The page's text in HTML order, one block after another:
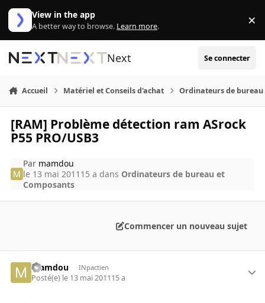
Aller au contenu
View in the app
A better way to browse. Learn more. ×
Next Se connecter
Accueil Matériel et Conseils d'achat Ordinateurs de bureau
[RAM] Problème détection ram ASrock
P55 PRO/USB3
Par mamdou
le 13 mai 2011 15 a dans Ordinateurs de bureau et
Composants
Commencer un nouveau sujet
mamdou INpactien
Posté(e) le 13 mai 201115 a